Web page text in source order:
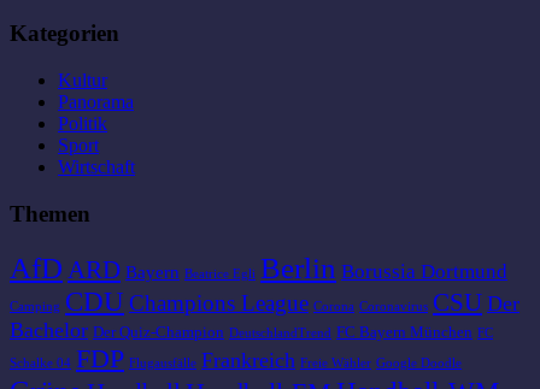
Kategorien
Kultur
Panorama
Politik
Sport
Wirtschaft
Themen
AfD ARD Bayern Beatrice Egli Berlin Borussia Dortmund
Camping CDU Champions League Corona Coronavirus CSU Der
Bachelor Der Quiz-Champion DeutschlandTrend FC Bayern München FC
Schalke 04 FDP Flugausfälle Frankreich Freie Wähler Google Doodle